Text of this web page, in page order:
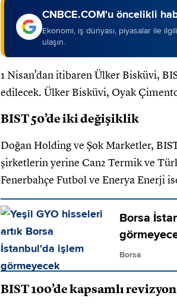
CNBCE.COM'u öncelikli
Ekonomi, iş dünyası, piyasalar ile
ulaşın.
1 Nisan’dan itibaren Ülker Bisküvi,
edilecek. Ülker Bisküvi, Oyak
BIST 50’de iki değişiklik
Doğan Holding ve Şok Marketler,
şirketlerin yerine Can2 Termik ve
Fenerbahçe Futbol ve Enerya Enerji
Borsa
Borsa
BIST 100’de kapsamlı revizyon